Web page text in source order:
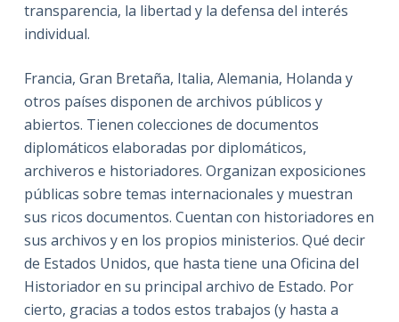
transparencia, la libertad y la defensa del interés
individual.
Francia, Gran Bretaña, Italia, Alemania, Holanda y
otros países disponen de archivos públicos y
abiertos. Tienen colecciones de documentos
diplomáticos elaboradas por diplomáticos,
archiveros e historiadores. Organizan exposiciones
públicas sobre temas internacionales y muestran
sus ricos documentos. Cuentan con historiadores en
sus archivos y en los propios ministerios. Qué decir
de Estados Unidos, que hasta tiene una Oficina del
Historiador en su principal archivo de Estado. Por
cierto, gracias a todos estos trabajos (y hasta a